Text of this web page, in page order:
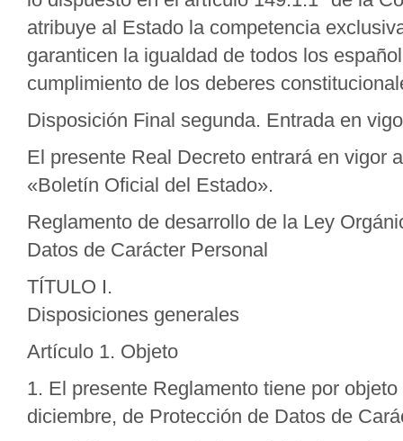
atribuye al Estado la competencia
garanticen la igualdad de todos los
cumplimiento de los deberes
Disposición Final segunda. Entrada en
El presente Real Decreto entrará en vigor
«Boletín Oficial del Estado».
Reglamento de desarrollo de la Ley
Datos de Carácter Personal
TÍTULO I.
Disposiciones generales
Artículo 1. Objeto
1. El presente Reglamento tiene por
diciembre, de Protección de Datos de